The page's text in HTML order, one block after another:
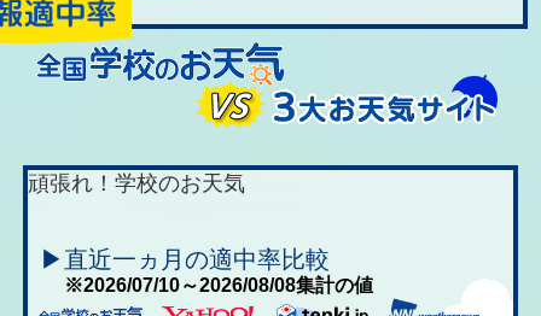
頑張れ！学校のお天気
▶直近一ヵ月の適中率比較
※2026/07/10～2026/08/08集計の値